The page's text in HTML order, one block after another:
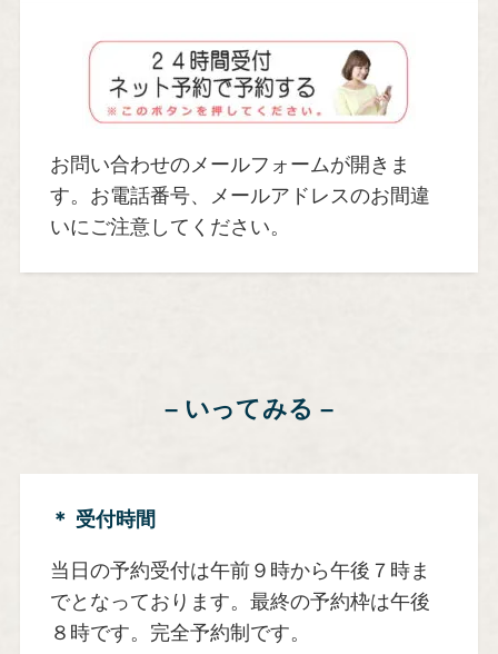
お問い合わせのメールフォームが開きま
す。お電話番号、メールアドレスのお間違
いにご注意してください。
– いってみる –
＊ 受付時間
当日の予約受付は午前９時から午後７時ま
でとなっております。最終の予約枠は午後
８時です。完全予約制です。